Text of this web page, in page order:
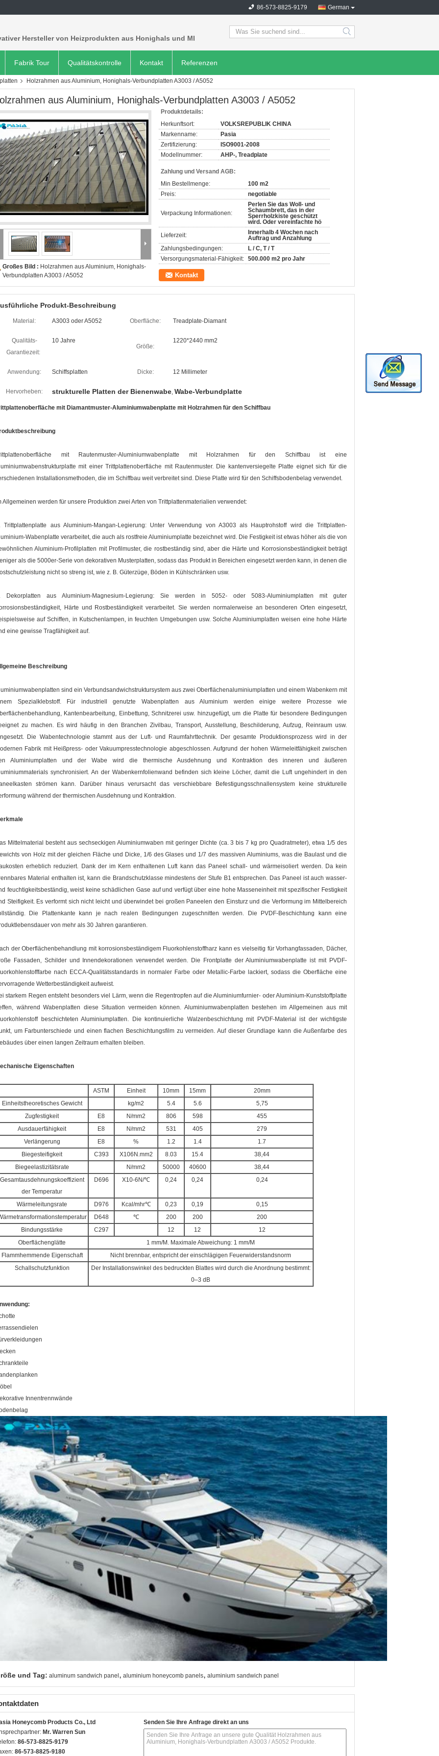
German
86-573-8825-9179
Hersteller von Heizprodukten aus Honighals und MI search
Fabrik Tour Qualitätskontrolle Kontakt Referenzen
Holzrahmen aus Aluminium, Honighals-Verbundplatten A3003 / A5052
aus Aluminium, Honighals-Verbundplatten A3003 / A5052
Großes Bild : Holzrahmen aus Aluminium, Honighals-
Verbundplatten A3003 / A5052
Produktdetails:
Herkunftsort:
VOLKSREPUBLIK CHINA
Markenname:
Pasia
Zertifizierung:
ISO9001-2008
Modellnummer:
AHP-, Treadplate
Zahlung und Versand AGB:
Min Bestellmenge:
100 m2
Preis:
negotiable
Verpackung Informationen:
Perlen Sie das Woll- und
Schaumbrett, das in der
Sperrholzkiste geschützt
wird. Oder vereinfachte hö
Lieferzeit:
Innerhalb 4 Wochen nach
Auftrag und Anzahlung
Zahlungsbedingungen:
L / C, T / T
Versorgungsmaterial-Fähigkeit: 500.000 m2 pro Jahr
Kontakt
Produkt-Beschreibung
Material: A3003 oder A5052 Oberfläche: Treadplate-Diamant
Qualitäts-
Garantiezeit:
10 Jahre
Größe:
1220*2440 mm2
Anwendung: Schiffsplatten Dicke: 12 Millimeter
Hervorheben: strukturelle Platten der Bienenwabe, Wabe-Verbundplatte
mit Diamantmuster-Aluminiumwabenplatte mit Holzrahmen für den Schiffbau
mit Rautenmuster-Aluminiumwabenplatte mit Holzrahmen für den Schiffbau ist eine
mit einer Trittplattenoberfläche mit Rautenmuster. Die kantenversiegelte Platte eignet sich für die
Installationsmethoden, die im Schiffbau weit verbreitet sind. Diese Platte wird für den Schiffsbodenbelag verwendet.
Allgemeinen werden für unsere Produktion zwei Arten von Trittplattenmaterialien verwendet:
Trittplattenplatte aus Aluminium-Mangan-Legierung: Unter Verwendung von A3003 als Hauptrohstoff wird die Trittplatten-
Wabenplatte verarbeitet, die auch als rostfreie Aluminiumplatte bezeichnet wird. Die Festigkeit ist etwas höher als die von
Aluminium-Profilplatten mit Profilmuster, die rostbeständig sind, aber die Härte und Korrosionsbeständigkeit beträgt
als die 5000er-Serie von dekorativen Musterplatten, sodass das Produkt in Bereichen eingesetzt werden kann, in denen die
nicht so streng ist, wie z. B. Güterzüge, Böden in Kühlschränken usw.
Dekorplatten aus Aluminium-Magnesium-Legierung: Sie werden in 5052- oder 5083-Aluminiumplatten mit guter
Härte und Rostbeständigkeit verarbeitet. Sie werden normalerweise an besonderen Orten eingesetzt,
auf Schiffen, in Kutschenlampen, in feuchten Umgebungen usw. Solche Aluminiumplatten weisen eine hohe Härte
eine gewisse Tragfähigkeit auf.
Beschreibung
sind ein Verbundsandwichstruktursystem aus zwei Oberflächenaluminiumplatten und einem Wabenkern mit
Spezialklebstoff. Für industriell genutzte Wabenplatten aus Aluminium werden einige weitere Prozesse wie
Kantenbearbeitung, Einbettung, Schnitzerei usw. hinzugefügt, um die Platte für besondere Bedingungen
zu machen. Es wird häufig in den Branchen Zivilbau, Transport, Ausstellung, Beschilderung, Aufzug, Reinraum usw.
Die Wabentechnologie stammt aus der Luft- und Raumfahrttechnik. Der gesamte Produktionsprozess wird in der
Fabrik mit Heißpress- oder Vakuumpresstechnologie abgeschlossen. Aufgrund der hohen Wärmeleitfähigkeit zwischen
Aluminiumplatten und der Wabe wird die thermische Ausdehnung und Kontraktion des inneren und äußeren
synchronisiert. An der Wabenkernfolienwand befinden sich kleine Löcher, damit die Luft ungehindert in den
strömen kann. Darüber hinaus verursacht das verschiebbare Befestigungsschnallensystem keine strukturelle
während der thermischen Ausdehnung und Kontraktion.
Mittelmaterial besteht aus sechseckigen Aluminiumwaben mit geringer Dichte (ca. 3 bis 7 kg pro Quadratmeter), etwa 1/5 des
von Holz mit der gleichen Fläche und Dicke, 1/6 des Glases und 1/7 des massiven Aluminiums, was die Baulast und die
erheblich reduziert. Dank der im Kern enthaltenen Luft kann das Paneel schall- und wärmeisoliert werden. Da kein
Material enthalten ist, kann die Brandschutzklasse mindestens der Stufe B1 entsprechen. Das Paneel ist auch wasser-
feuchtigkeitsbeständig, weist keine schädlichen Gase auf und verfügt über eine hohe Masseneinheit mit spezifischer Festigkeit
Steifigkeit. Es verformt sich nicht leicht und überwindet bei großen Paneelen den Einsturz und die Verformung im Mittelbereich
Die Plattenkante kann je nach realen Bedingungen zugeschnitten werden. Die PVDF-Beschichtung kann eine
von mehr als 30 Jahren garantieren.
der Oberflächenbehandlung mit korrosionsbeständigem Fluorkohlenstoffharz kann es vielseitig für Vorhangfassaden, Dächer,
Fassaden, Schilder und Innendekorationen verwendet werden. Die Frontplatte der Aluminiumwabenplatte ist mit PVDF-
nach ECCA-Qualitätsstandards in normaler Farbe oder Metallic-Farbe lackiert, sodass die Oberfläche eine
Wetterbeständigkeit aufweist.
starkem Regen entsteht besonders viel Lärm, wenn die Regentropfen auf die Aluminiumfurnier- oder Aluminium-Kunststoffplatte
während Wabenplatten diese Situation vermeiden können. Aluminiumwabenplatten bestehen im Allgemeinen aus mit
beschichteten Aluminiumplatten. Die kontinuierliche Walzenbeschichtung mit PVDF-Material ist der wichtigste
um Farbunterschiede und einen flachen Beschichtungsfilm zu vermeiden. Auf dieser Grundlage kann die Außenfarbe des
über einen langen Zeitraum erhalten bleiben.
Eigenschaften
ASTM Einheit 10mm 15mm
20mm
Einheitstheoretisches Gewicht
kg/m2 5.4 5.6
5,75
Zugfestigkeit
E8 N/mm2 806 598
455
Ausdauerfähigkeit
E8 N/mm2 531 405
279
Verlängerung
E8 % 1.2 1.4
1.7
Biegesteifigkeit
C393 X106N.mm2 8.03 15.4
38,44
Biegeelastizitätsrate
N/mm2 50000 40600
38,44
Gesamtausdehnungskoeffizient
der Temperatur
D696 X10-6N/℃ 0,24 0,24 0,24
Wärmeleitungsrate D976 Kcal/mhr℃ 0,23 0,19
0,15
D648 ℃ 200 200
200
Bindungsstärke
C297 12 12
12
Oberflächenglätte
1 mm/M. Maximale Abweichung: 1 mm/M
Flammhemmende Eigenschaft
Nicht brennbar, entspricht der einschlägigen Feuerwiderstandsnorm
Schallschutzfunktion
Der Installationswinkel des bedruckten Blattes wird durch die Anordnung bestimmt:
0–3 dB
Innentrennwände
und Tag: aluminum sandwich panel , aluminium honeycomb panels, aluminium sandwich panel
Honeycomb Products Co., Ltd
Mr. Warren Sun
86-573-8825-9179
86-573-8825-9180
Senden Sie Ihre Anfrage direkt an uns